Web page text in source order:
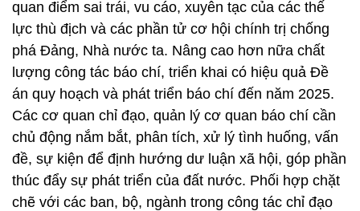
quan điểm sai trái, vu cáo, xuyên tạc của các thế
lực thù địch và các phần tử cơ hội chính trị chống
phá Đảng, Nhà nước ta. Nâng cao hơn nữa chất
lượng công tác báo chí, triển khai có hiệu quả Đề
án quy hoạch và phát triển báo chí đến năm 2025.
Các cơ quan chỉ đạo, quản lý cơ quan báo chí cần
chủ động nắm bắt, phân tích, xử lý tình huống, vấn
đề, sự kiện để định hướng dư luận xã hội, góp phần
thúc đẩy sự phát triển của đất nước. Phối hợp chặt
chẽ với các ban, bộ, ngành trong công tác chỉ đạo